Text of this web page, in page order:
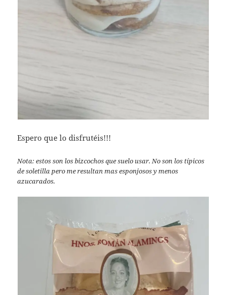
Espero que lo disfrutéis!!!
Nota: estos son los bizcochos que suelo usar. No son los típicos
de soletilla pero me resultan mas esponjosos y menos
azucarados.